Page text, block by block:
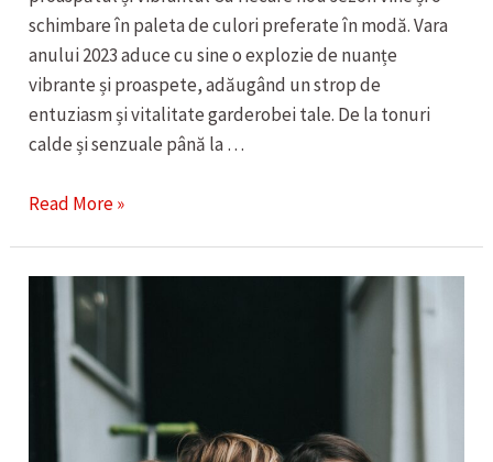
schimbare în paleta de culori preferate în modă. Vara
anului 2023 aduce cu sine o explozie de nuanțe
vibrante și proaspete, adăugând un strop de
entuziasm și vitalitate garderobei tale. De la tonuri
calde și senzuale până la …
O
Read More »